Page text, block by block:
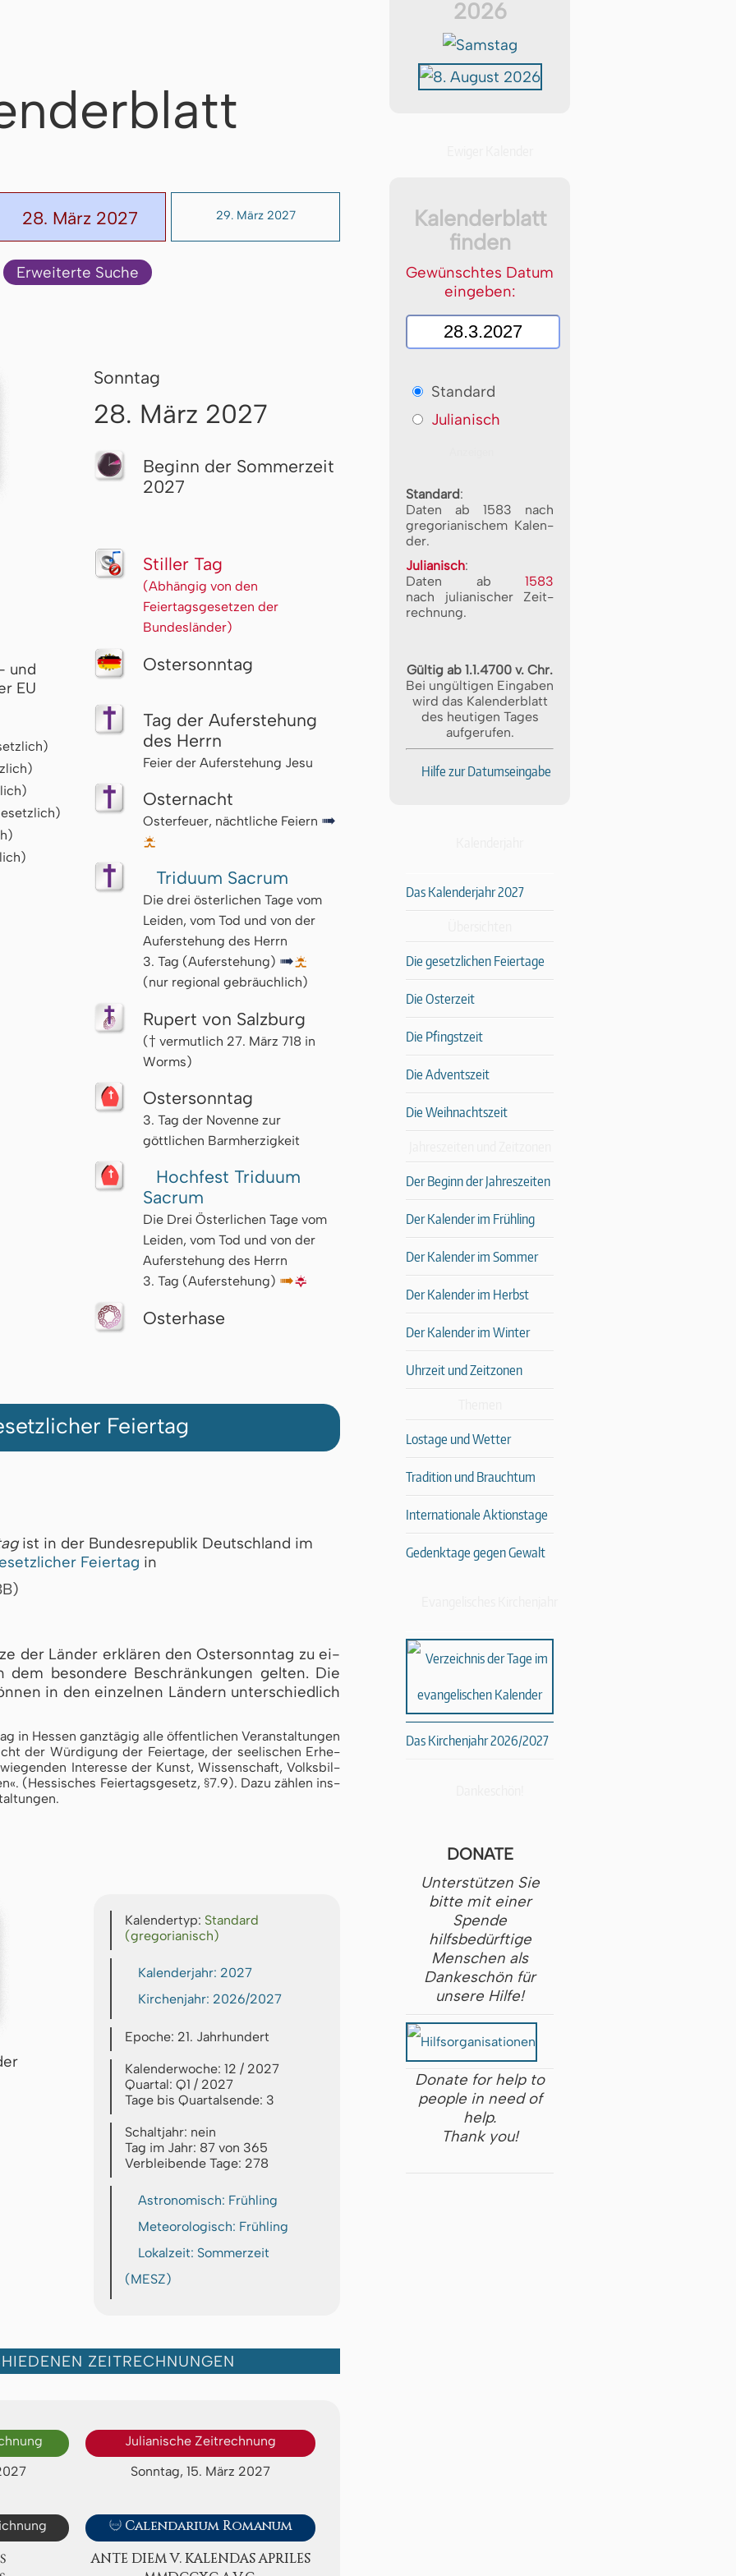
28. März 2027 29. März 2027
Erweiterte Suche
und
EU
Sonntag
28. März 2027
Beginn der Sommerzeit
2027
Stiller Tag
(Abhängig von den
Feiertagsgesetzen der
Bundesländer)
Ostersonntag
Tag der Auferstehung
des Herrn
Feier der Auferstehung Jesu
Osternacht
Osterfeuer, nächtliche Feiern ↦
🌅
Triduum Sacrum
Die drei österlichen Tage vom
Leiden, vom Tod und von der
Auferstehung des Herrn
3. Tag (Auferstehung) ↦🌅
(nur regional gebräuchlich)
Rupert von Salzburg
(† vermutlich 27. März 718 in
Worms)
Ostersonntag
3. Tag der Novenne zur
göttlichen Barmherzigkeit
Hochfest Triduum
Sacrum
Die Drei Österlichen Tage vom
Leiden, vom Tod und von der
Auferstehung des Herrn
3. Tag (Auferstehung) ↦🌇
Osterhase
Feiertag
ist in der Bundesrepublik Deutschland im
Feiertag in
der Län­der er­klä­ren den Os­ter­sonn­tag zu ei­
dem be­son­de­re Be­schrän­kun­gen gel­ten. Die
in den ein­zel­nen Län­dern un­ter­schied­lich
in Hes­sen ganz­tä­gig al­le öf­fent­li­chen Ver­an­stal­tun­gen
der Wür­di­gung der Fei­er­ta­ge, der see­li­schen Er­he­
In­ter­es­se der Kunst, Wis­sen­schaft, Volks­bil­
(Hes­si­sches Fei­er­tags­ge­setz, §7.9). Da­zu zäh­len ins­
Kalendertyp: Standard
(gregorianisch)
Kalenderjahr: 2027
Kirchenjahr: 2026/2027
Epoche: 21. Jahrhundert
Kalenderwoche: 12 / 2027
Quartal: Q1 / 2027
Tage bis Quartalsende: 3
Schaltjahr: nein
Tag im Jahr: 87 von 365
Verbleibende Tage: 278
Astronomisch: Frühling
Meteorologisch: Frühling
Lokalzeit: Sommerzeit
(MESZ)
ZEITRECHNUNGEN
Julianische Zeitrechnung
Sonntag, 15. März 2027
 Calendarium Romanum
ANTE DIEM V. KA­LEN­DAS APRI­LES
2026
Kalenderblatt
finden
Gewünschtes Datum
eingeben:
Standard
Julianisch
Standard:
Daten ab 1583 nach
gre­go­ri­a­ni­schem Ka­len­
der.
Julianisch:
Daten ab 1583
nach ju­li­a­ni­scher Zeit­
rech­nung.
Gültig ab 1.1.4700 v. Chr.
Bei ungültigen Eingaben
wird das Kalenderblatt
des heutigen Tages
aufgerufen.
Hilfe zur Datumseingabe
Das Kalenderjahr 2027
Die gesetzlichen Feiertage
Die Osterzeit
Die Pfingstzeit
Die Adventszeit
Die Weihnachtszeit
Der Beginn der Jahreszeiten
Der Kalender im Frühling
Der Kalender im Sommer
Der Kalender im Herbst
Der Kalender im Winter
Uhrzeit und Zeitzonen
Lostage und Wetter
Tradition und Brauchtum
Internationale Aktionstage
Gedenktage gegen Gewalt
Das Kirchenjahr 2026/2027
DONATE
Unterstützen Sie
bitte mit einer
Spende
hilfsbedürftige
Menschen als
Dankeschön für
unsere Hilfe!
Donate for help to
people in need of
help.
Thank you!